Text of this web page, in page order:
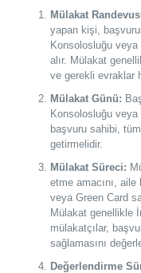
Mülakat
yapan kişi,
Konsolosluğu
alır. Mülakat
ve gerekli evraklar
Mülakat Günü:
Konsolosluğu
başvuru sahibi,
getirmelidir.
Mülakat Süreci:
etme amacını,
veya Green Card
Mülakat genellikle
mülakatçılar,
sağlamasını
Değerlendirme